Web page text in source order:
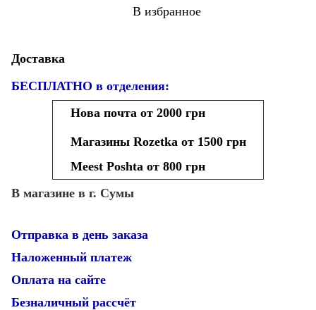
В избранное
Доставка
БЕСПЛАТНО в отделения:
Нова почта от 2000 грн
Магазины Rozetka от 1500 грн
Meest Poshta от 800 грн
В магазине в г. Сумы
Отправка в день заказа
Наложенный платеж
Оплата на сайте
Безналичный рассчёт